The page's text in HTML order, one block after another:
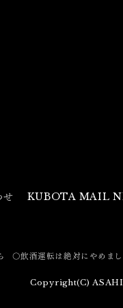
せ KUBOTA MAIL
〇飲酒運転は絶対にやめまし
Copyright(C)